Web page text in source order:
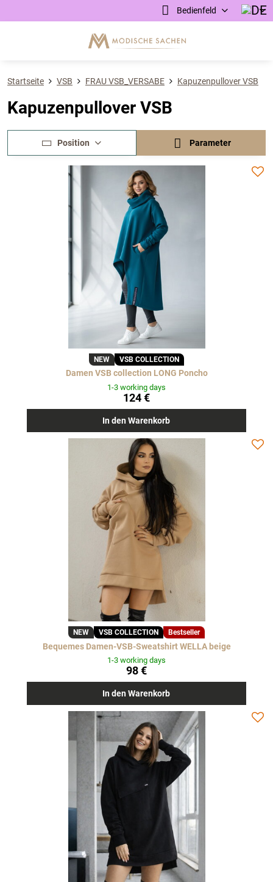
Bedienfeld
Startseite VSB FRAU VSB_VERSABE Kapuzenpullover VSB
Kapuzenpullover VSB
Position Parameter
NEW VSB COLLECTION
Damen VSB collection LONG Poncho
1-3 working days
124 €
In den Warenkorb
NEW VSB COLLECTION Bestseller
Bequemes Damen-VSB-Sweatshirt WELLA beige
1-3 working days
98 €
In den Warenkorb